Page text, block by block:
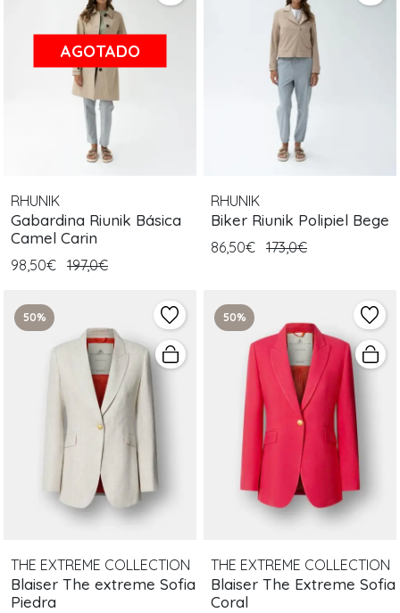
AGOTADO
RHUNIK
Gabardina Riunik Básica
Camel Carin
98,50€ 197,0€
RHUNIK
Biker Riunik Polipiel Bege
86,50€ 173,0€
50%
THE EXTREME COLLECTION
Blaiser The extreme Sofia
Piedra
50%
THE EXTREME COLLECTION
Blaiser The Extreme Sofia
Coral